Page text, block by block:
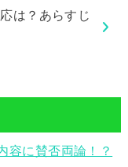
は？あらすじ
容に賛否両論！？